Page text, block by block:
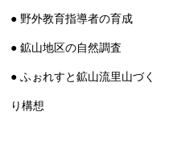
● 野外教育指導者の育成
● 鉱山地区の自然調査
● ふぉれすと鉱山流里山づく
り構想